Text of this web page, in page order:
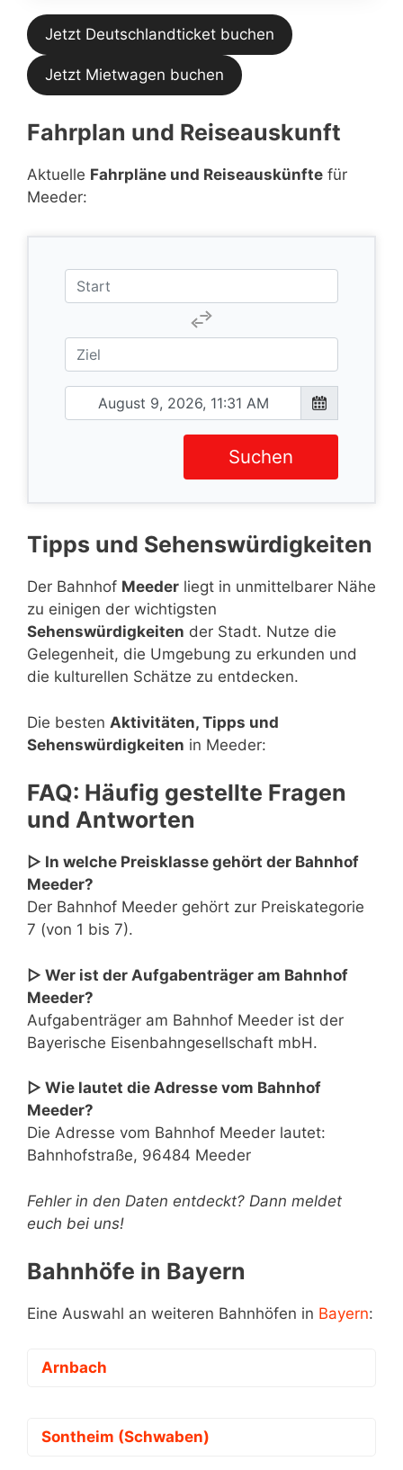
Jetzt Deutschlandticket buchen
Jetzt Mietwagen buchen
Fahrplan und Reiseauskunft
Aktuelle Fahrpläne und Reiseauskünfte für
Meeder:
Suchen
Tipps und Sehenswürdigkeiten
Der Bahnhof Meeder liegt in unmittelbarer Nähe
zu einigen der wichtigsten
Sehenswürdigkeiten der Stadt. Nutze die
Gelegenheit, die Umgebung zu erkunden und
die kulturellen Schätze zu entdecken.
Die besten Aktivitäten, Tipps und
Sehenswürdigkeiten in Meeder:
FAQ: Häufig gestellte Fragen
und Antworten
▷ In welche Preisklasse gehört der Bahnhof
Meeder?
Der Bahnhof Meeder gehört zur Preiskategorie
7 (von 1 bis 7).
▷ Wer ist der Aufgabenträger am Bahnhof
Meeder?
Aufgabenträger am Bahnhof Meeder ist der
Bayerische Eisenbahngesellschaft mbH.
▷ Wie lautet die Adresse vom Bahnhof
Meeder?
Die Adresse vom Bahnhof Meeder lautet:
Bahnhofstraße, 96484 Meeder
Fehler in den Daten entdeckt? Dann meldet
euch bei uns!
Bahnhöfe in Bayern
Eine Auswahl an weiteren Bahnhöfen in Bayern:
Arnbach
Sontheim (Schwaben)